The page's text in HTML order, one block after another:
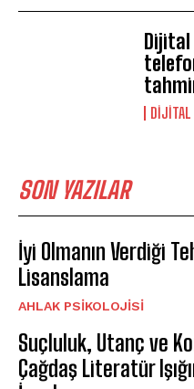
DIJITAL
SON YAZILAR
İyi Olmanın Verdiği
Lisanslama
AHLAK PSIKOLOJISI
Suçluluk, Utanç ve
Çağdaş Literatür